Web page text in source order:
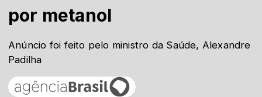
por metanol
Anúncio foi feito pelo ministro da Saúde, Alexandre
Padilha